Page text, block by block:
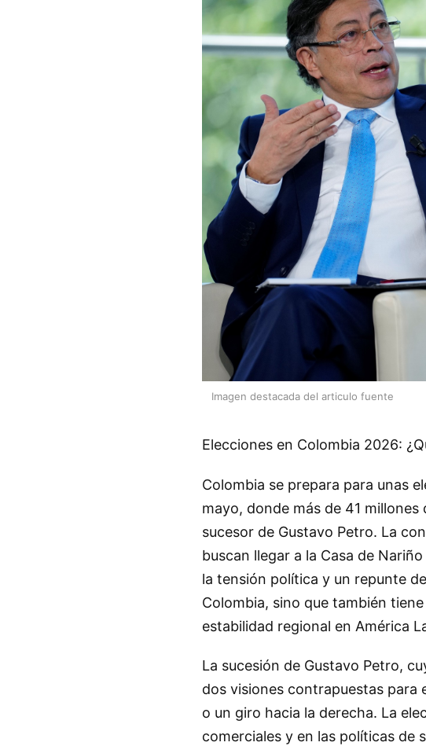
Imagen destacada del articulo fuente
Elecciones en Colombia 2026:
Colombia se prepara para unas
mayo, donde más de 41
sucesor de Gustavo Petro. La
buscan llegar a la Casa de
la tensión política y un repunte
Colombia, sino que también
estabilidad regional en América
La sucesión de Gustavo Petro,
dos visiones contrapuestas para
o un giro hacia la derecha. La
comerciales y en las políticas de